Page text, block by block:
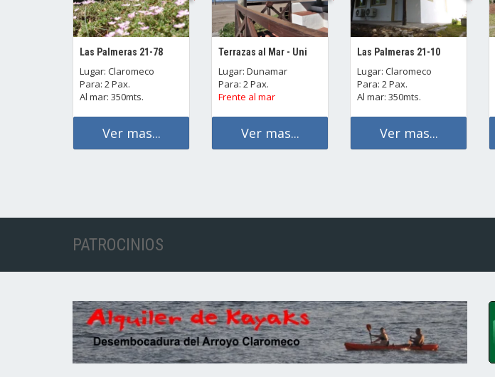
Las Palmeras 21-78
Lugar: Claromeco
Para: 2 Pax.
Al mar: 350mts.
Ver mas...
Terrazas al Mar - Uni
Lugar: Dunamar
Para: 2 Pax.
Frente al mar
Ver mas...
Las Palmeras 21-10
Lugar: Claromeco
Para: 2 Pax.
Al mar: 350mts.
Ver mas...
PATROCINIOS